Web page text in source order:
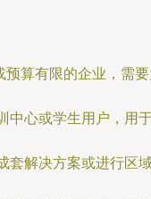
预算有限的企业，需
中心或学生用户，用
套解决方案或进行区